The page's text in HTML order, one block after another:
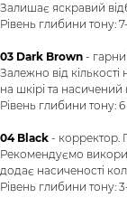
Залишає яскравий
Рівень глибини тону:
03 Dark Brown -
Залежно від
на шкірі та насичений
Рівень глибини тону: 6
04 Black - корректор.
Рекомендуємо
додає насиченості
Рівень глибини тону: